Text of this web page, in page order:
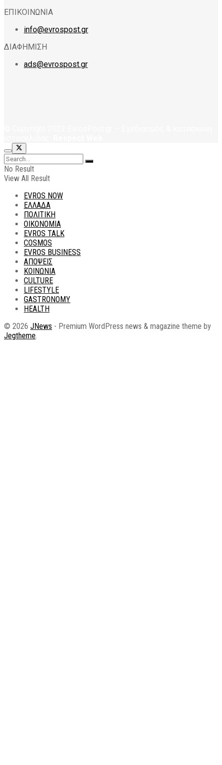
ΕΠΙΚΟΙΝΩΝΙΑ
info@evrospost.gr
ΔΙΑΦΗΜΙΣΗ
ads@evrospost.gr
No Result
View All Result
EVROS NOW
ΕΛΛΑΔΑ
ΠΟΛΙΤΙΚΗ
ΟΙΚΟΝΟΜΙΑ
EVROS TALK
COSMOS
EVROS BUSINESS
ΑΠΟΨΕΙΣ
ΚΟΙΝΩΝΙΑ
CULTURE
LIFESTYLE
GASTRONOMY
HEALTH
© 2026 JNews - Premium WordPress news & magazine theme by
Jegtheme.